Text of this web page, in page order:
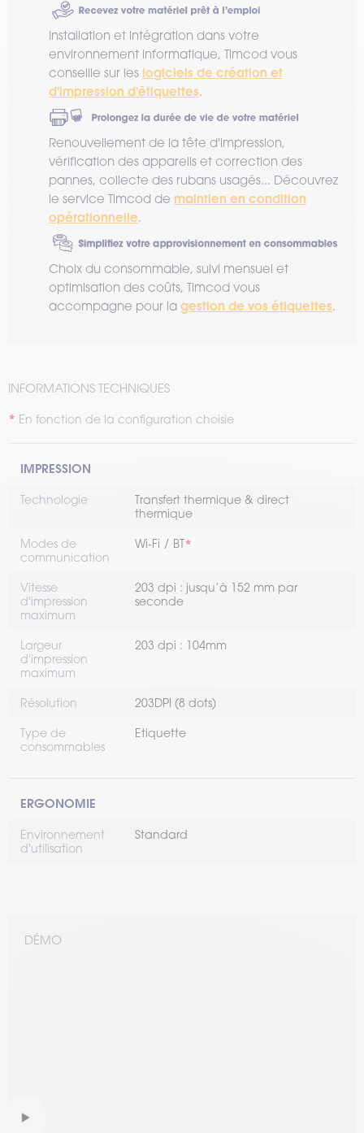
Installation et intégration dans votre
environnement informatique, Timcod vous
conseille sur les logiciels de création et
d'impression d'étiquettes.
Renouvellement de la tête d'impression,
vérification des appareils et correction des
pannes, collecte des rubans usagés... Découvrez
le service Timcod de maintien en condition
opérationnelle.
Choix du consommable, suivi mensuel et
optimisation des coûts, Timcod vous
accompagne pour la gestion de vos étiquettes.
INFORMATIONS TECHNIQUES
En fonction de la configuration choisie
IMPRESSION
Technologie
Transfert thermique & direct
thermique
Modes de
communication
Wi-Fi BT
Vitesse
d'impression
maximum
203 dpi : jusqu’à 152 mm par
seconde
Largeur
d'impression
maximum
203 dpi : 104mm
Résolution 203DPI (8 dots)
Type de
consommables
Etiquette
ERGONOMIE
Environnement
d'utilisation
Standard
DÉMO